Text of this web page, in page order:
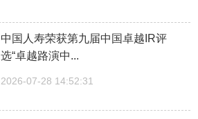
中国人寿荣获第九届中国卓越IR评
选“卓越路演中...
2026-07-28 14:52:31